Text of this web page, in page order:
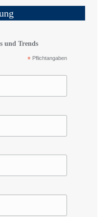
und Trends
* Pflichtangaben